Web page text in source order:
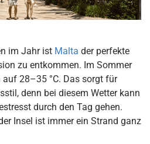
im Jahr ist Malta der perfekte
zu entkommen. Im Sommer
28–35 °C. Das sorgt für
denn bei diesem Wetter kann
durch den Tag gehen.
Insel ist immer ein Strand ganz